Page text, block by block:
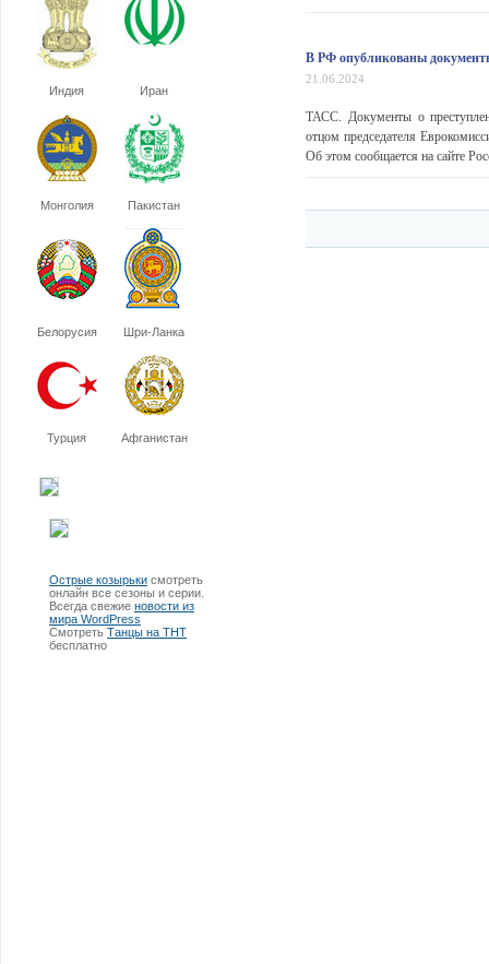
Индия Иран
Монголия Пакистан
Белорусия Шри-Ланка
Турция Афганистан
Острые козырьки смотреть
онлайн все сезоны и серии.
Всегда свежие новости из
мира WordPress
Смотреть Танцы на ТНТ
бесплатно
В РФ опубликованы
21.06.2024
ТАСС. Документы о
отцом председателя
Об этом сообщается на сайте